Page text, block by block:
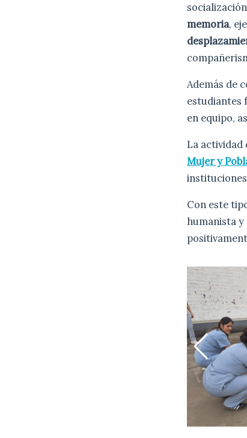
memoria,
Además de
estudiantes
en equipo,
La
Mujer y
Con este
humanista